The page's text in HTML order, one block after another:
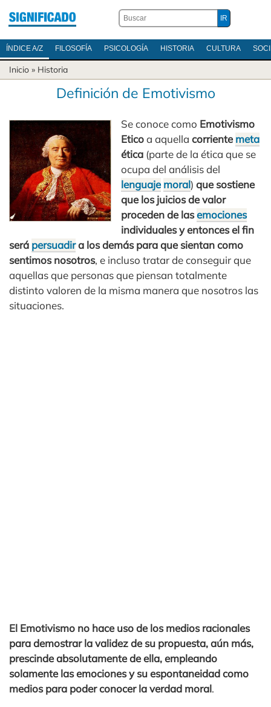
ÍNDICE A/Z FILOSOFÍA PSICOLOGÍA HISTORIA CULTURA
Inicio » Historia
Definición de Emotivismo
Se conoce como Emotivismo
Eticoa aquellacorrientemeta
ética (parte de la ética que se
ocupa del análisis del
lenguaje moral)que sostiene
que los juicios de valor
proceden de lasemociones
individuales y entonces el fin
será persuadira los demás para que sientan como
sentimos nosotros, e incluso tratar de conseguir que
aquellas que personas que piensan totalmente
distinto valoren de la misma manera que nosotros las
situaciones.
El Emotivismo no hace uso de los medios racionales
para demostrar la validez de su propuesta, aún más,
prescinde absolutamente de ella, empleando
solamente las emociones y su espontaneidad como
medios para poder conocer la verdad moral.